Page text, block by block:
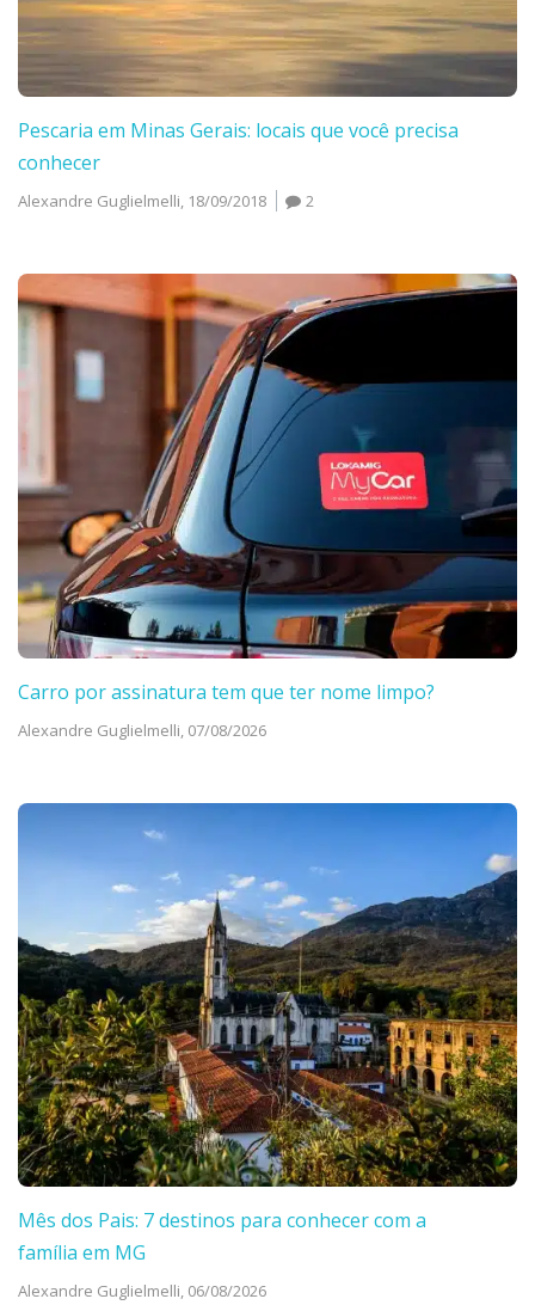
Pescaria em Minas Gerais: locais que você precisa
conhecer
Alexandre Guglielmelli, 18/09/2018 2
Carro por assinatura tem que ter nome limpo?
Alexandre Guglielmelli, 07/08/2026
Mês dos Pais: 7 destinos para conhecer com a
família em MG
Alexandre Guglielmelli, 06/08/2026